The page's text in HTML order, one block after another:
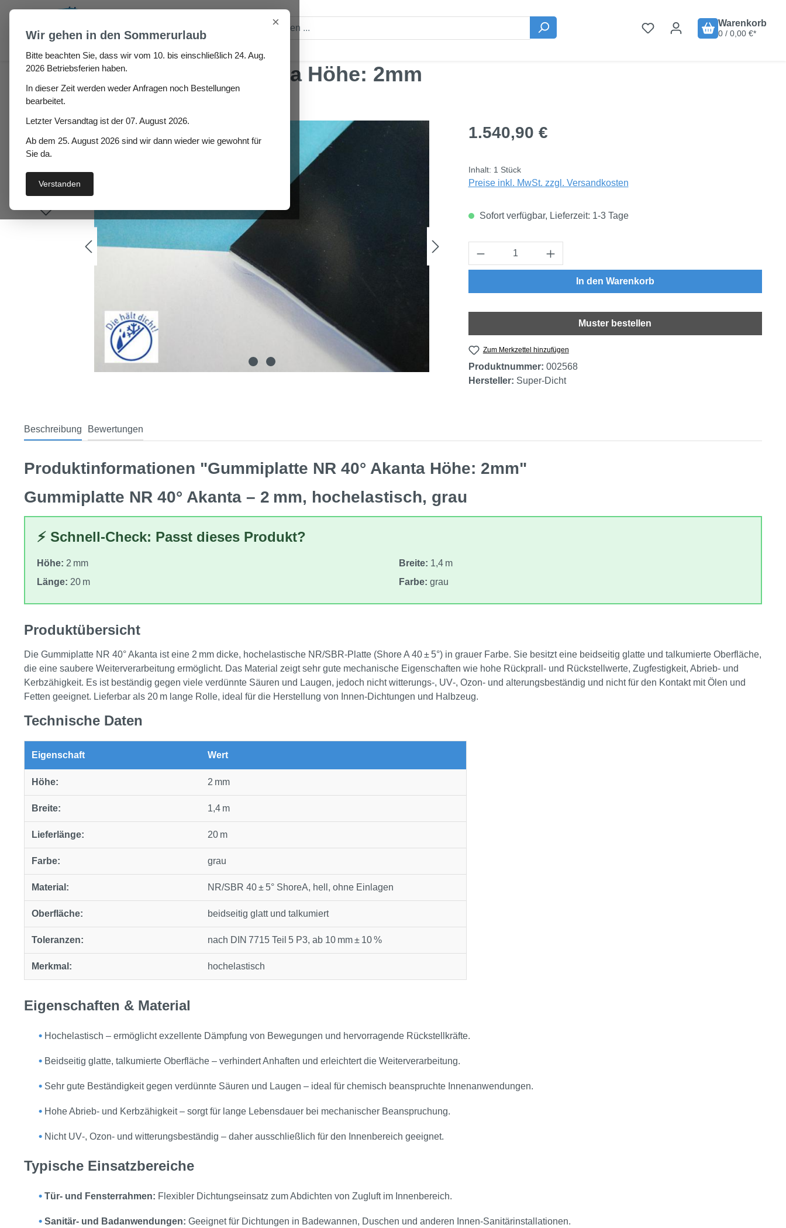
Hauptinhalt springen
Zur Suche springen
Warenkorb
0 / 0,00 €*
Gummiplatte NR 40° Akanta Höhe: 2mm
Bildergalerie überspringen Regulärer Preis:
1.540,90 €
Inhalt: 1 Stück
Preise inkl. MwSt. zzgl. Versandkosten
Sofort verfügbar, Lieferzeit: 1-3 Tage
Produkt Anzahl: Gib den gewünschten Wert ein
In den Warenkorb
Muster bestellen
Zum Merkzettel hinzufügen
Produktnummer: 002568
Hersteller: Super-Dicht
Beschreibung Bewertungen
Produktinformationen "Gummiplatte NR 40° Akanta Höhe: 2mm"
Gummiplatte NR 40° Akanta – 2 mm, hochelastisch, grau
⚡ Schnell-Check: Passt dieses Produkt?
Höhe: 2 mm Breite: 1,4 m
Länge: 20 m Farbe: grau
Produktübersicht
Die Gummiplatte NR 40° Akanta ist eine 2 mm dicke, hochelastische NR/SBR‑Platte (Shore A 40 ± 5°) in grauer Farbe. Sie besitzt eine beidseitig glatte und talkumierte Oberfläche,
die eine saubere Weiterverarbeitung ermöglicht. Das Material zeigt sehr gute mechanische Eigenschaften wie hohe Rückprall‑ und Rückstellwerte, Zugfestigkeit, Abrieb‑ und
Kerbzähigkeit. Es ist beständig gegen viele verdünnte Säuren und Laugen, jedoch nicht witterungs‑, UV‑, Ozon‑ und alterungsbeständig und nicht für den Kontakt mit Ölen und
Fetten geeignet. Lieferbar als 20 m lange Rolle, ideal für die Herstellung von Innen‑Dichtungen und Halbzeug.
Technische Daten
Eigenschaft Wert
Höhe: 2 mm
Breite: 1,4 m
Lieferlänge: 20 m
Farbe: grau
Material: NR/SBR 40 ± 5° ShoreA, hell, ohne Einlagen
Oberfläche: beidseitig glatt und talkumiert
Toleranzen: nach DIN 7715 Teil 5 P3, ab 10 mm ± 10 %
Merkmal: hochelastisch
Eigenschaften & Material
• Hochelastisch – ermöglicht exzellente Dämpfung von Bewegungen und hervorragende Rückstellkräfte.
• Beidseitig glatte, talkumierte Oberfläche – verhindert Anhaften und erleichtert die Weiterverarbeitung.
• Sehr gute Beständigkeit gegen verdünnte Säuren und Laugen – ideal für chemisch beanspruchte Innenanwendungen.
• Hohe Abrieb‑ und Kerbzähigkeit – sorgt für lange Lebensdauer bei mechanischer Beanspruchung.
• Nicht UV‑, Ozon‑ und witterungsbeständig – daher ausschließlich für den Innenbereich geeignet.
Typische Einsatzbereiche
• Tür‑ und Fensterrahmen: Flexibler Dichtungs­einsatz zum Abdichten von Zugluft im Innenbereich.
• Sanitär‑ und Badanwendungen: Geeignet für Dichtungen in Badewannen, Duschen und anderen Innen‑Sanitärinstallationen.
×
Wir gehen in den Sommerurlaub
Bitte beachten Sie, dass wir vom 10. bis einschließlich 24. Aug.
2026 Betriebsferien haben.
In dieser Zeit werden weder Anfragen noch Bestellungen
bearbeitet.
Letzter Versandtag ist der 07. August 2026.
Ab dem 25. August 2026 sind wir dann wieder wie gewohnt für
Sie da.
Verstanden